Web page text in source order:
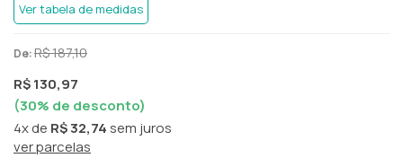
Ver tabela de medidas
De:R$ 187,10
R$ 130,97
(30% de desconto)
4xde R$ 32,74sem juros
ver parcelas